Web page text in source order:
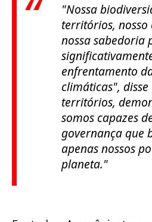
"Nossa
territórios, nosso
nossa sabedoria
enfrentamento
climáticas", disse
territórios,
somos capazes
governança que
apenas nossos
planeta."